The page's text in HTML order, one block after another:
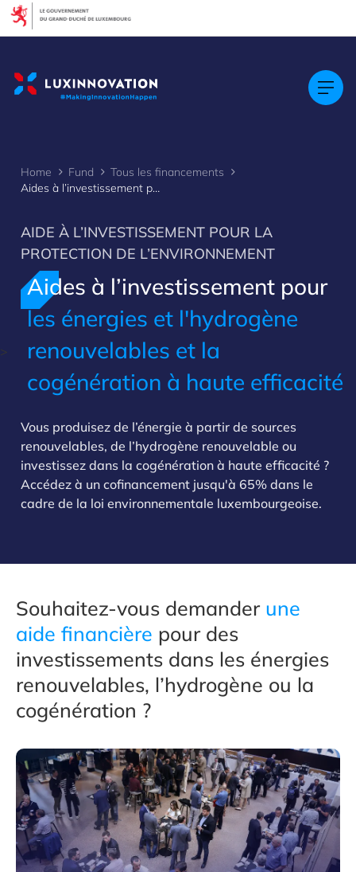
>
Home Fund
Tous les financements
Aides à l’investissement pour les énergies renouvelables, l’hydrogène renouvelable et la cogénératio
AIDE À L’INVESTISSEMENT POUR LA
PROTECTION DE L’ENVIRONNEMENT
Aides à l’investissement pour
les énergies et l'hydrogène
renouvelables et la
cogénération à haute efficacité
Vous produisez de l’énergie à partir de sources
renouvelables, de l’hydrogène renouvelable ou
investissez dans la cogénération à haute efficacité ?
Accédez à un cofinancement jusqu'à 65% dans le
cadre de la loi environnementale luxembourgeoise.
Souhaitez-vous demander une
aide financière pour des
investissements dans les énergies
renouvelables, l’hydrogène ou la
cogénération ?
Cookies management panel